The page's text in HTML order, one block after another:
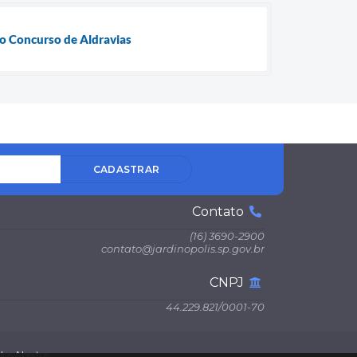
Concurso de Aldravias
CADASTRAR
Contato
(16) 3690-2900
contato@jardinopolis.sp.gov.br
CNPJ
44.229.821/0001-70
Abertos